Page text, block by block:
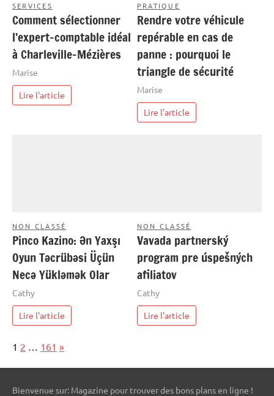
SERVICES
Comment sélectionner
l’expert-comptable idéal
à Charleville-Mézières
Marise
Lire l'article
PRATIQUE
Rendre votre véhicule
repérable en cas de
panne : pourquoi le
triangle de sécurité
Marise
Lire l'article
NON CLASSÉ
Pinco Kazino: Ən Yaxşı
Oyun Təcrübəsi Üçün
Necə Yükləmək Olar
Cathy
Lire l'article
NON CLASSÉ
Vavada partnerský
program pre úspešných
afiliatov
Cathy
Lire l'article
Page:
1 2 161 Next
»
Bienvenue sur: Magazine pour trouver des bons plans en ligne !